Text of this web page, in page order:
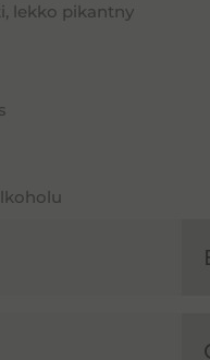
lekko pikantny